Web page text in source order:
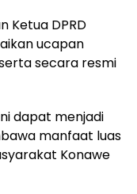
Ketua DPRD
ucapan
secara resmi
dapat menjadi
manfaat luas
Konawe